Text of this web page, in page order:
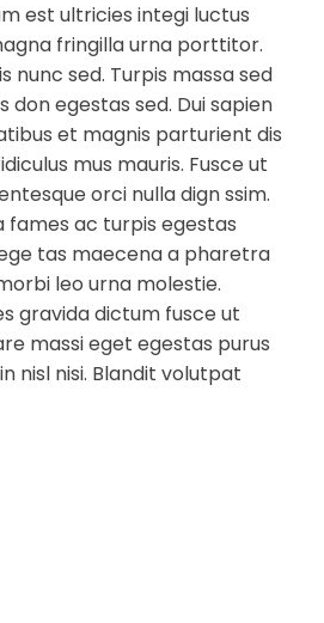
est ultricies integi luctus
fringilla urna porttitor.
nunc sed. Turpis massa sed
don egestas sed. Dui sapien
et magnis parturient dis
mus mauris. Fusce ut
orci nulla dign ssim.
fames ac turpis egestas
tas maecena a pharetra
leo urna molestie.
gravida dictum fusce ut
massi eget egestas purus
nisl nisi. Blandit volutpat